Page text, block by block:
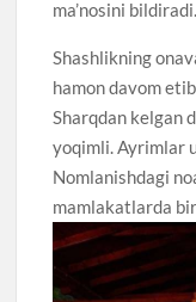
ma’nosini bildiradi.
Shashlikning
hamon davom
Sharqdan kelgan
yoqimli. Ayrimlar
Nomlanishdagi
mamlakatlarda